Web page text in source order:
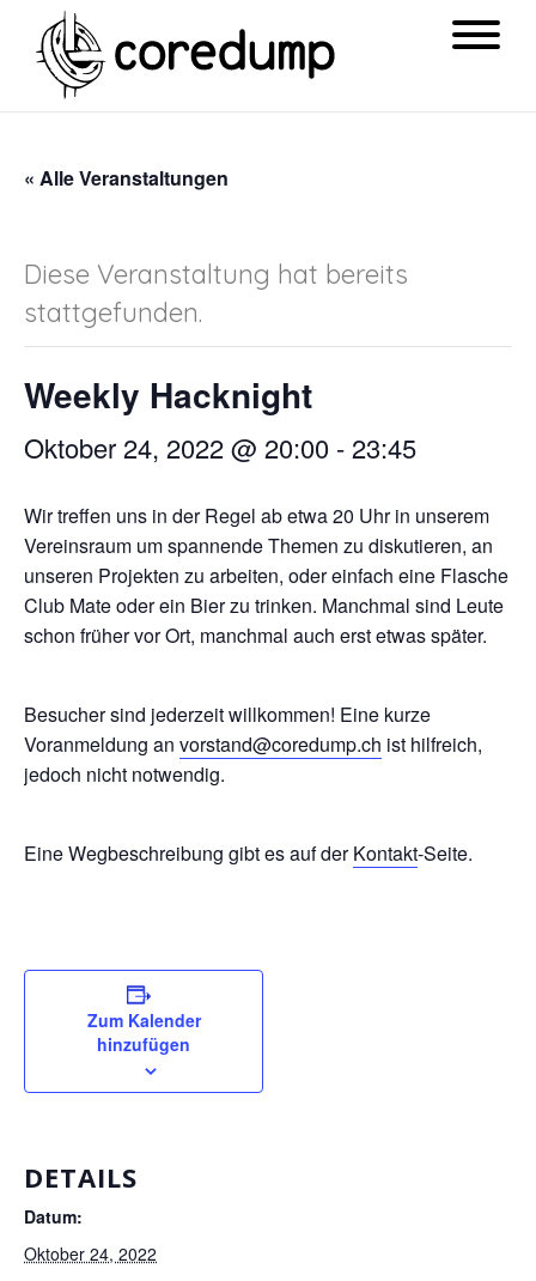
« Alle Veranstaltungen
Diese Veranstaltung hat bereits
stattgefunden.
Weekly Hacknight
Oktober 24, 2022 @ 20:00 - 23:45
Wir treffen uns in der Regel ab etwa 20 Uhr in unserem
Vereinsraum um spannende Themen zu diskutieren, an
unseren Projekten zu arbeiten, oder einfach eine Flasche
Club Mate oder ein Bier zu trinken. Manchmal sind Leute
schon früher vor Ort, manchmal auch erst etwas später.
Besucher sind jederzeit willkommen! Eine kurze
Voranmeldung an vorstand@coredump.ch ist hilfreich,
jedoch nicht notwendig.
Eine Wegbeschreibung gibt es auf derKontakt-Seite.
Zum Kalender
hinzufügen
DETAILS
Datum:
Oktober 24, 2022